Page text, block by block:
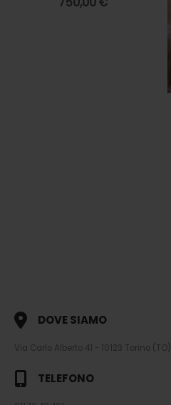
DOVE SIAMO
Via Carlo Alberto 41 - 10123 Torino (TO)
TELEFONO